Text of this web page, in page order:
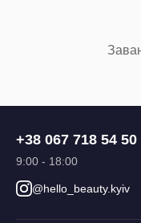
+38 067 718 54 50
9:00 - 18:00
@hello_beauty.kyiv